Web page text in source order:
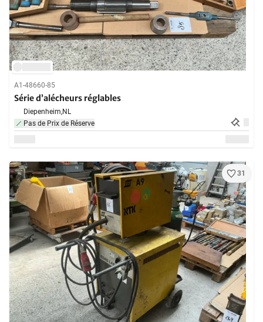
A1-48660-85
Série d’alécheurs réglables
Diepenheim,NL
Pas de Prix de Réserve
31